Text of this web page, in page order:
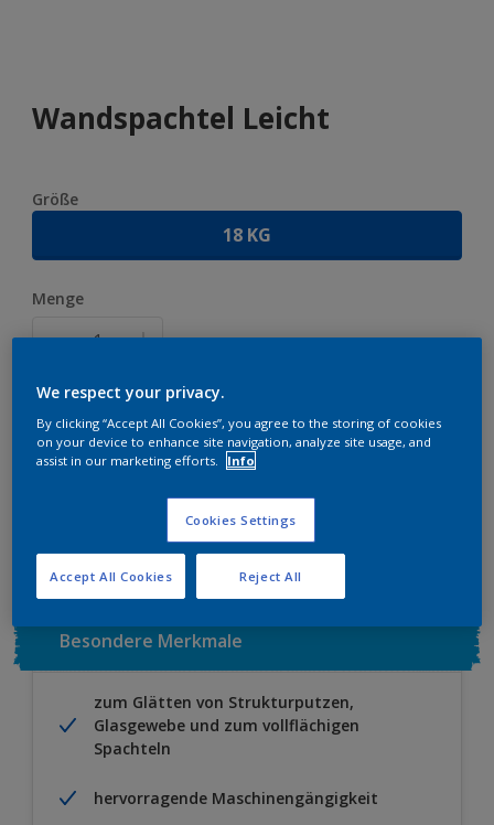
Wandspachtel Leicht
Größe
18 KG
Menge
ZUR EINKAUFSLISTE HINZUFÜGEN
Besondere Merkmale
zum Glätten von Strukturputzen,
Glasgewebe und zum vollflächigen
Spachteln
hervorragende Maschinengängigkeit
We respect your privacy.
By clicking “Accept All Cookies”, you agree to the storing of cookies
on your device to enhance site navigation, analyze site usage, and
assist in our marketing efforts.
Info
Cookies Settings
Reject All
Accept All Cookies